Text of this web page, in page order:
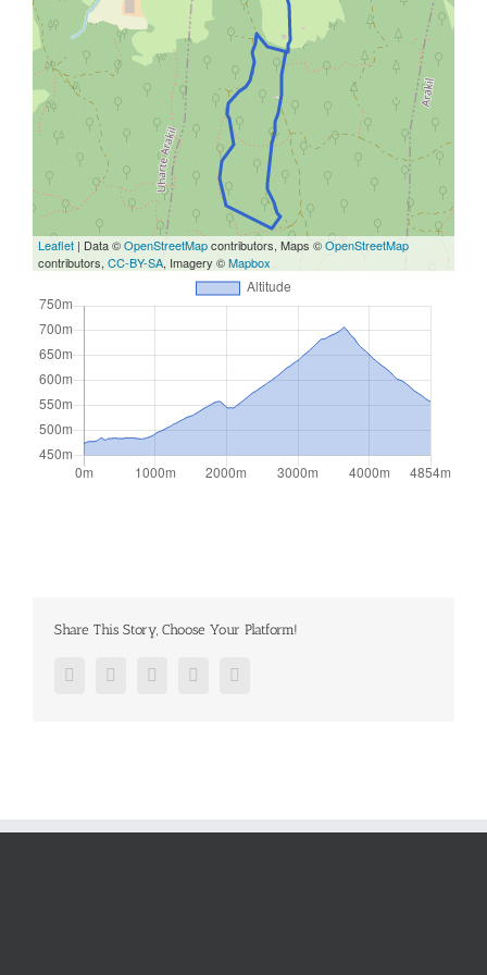
Leaflet | Data ©OpenStreetMapcontributors, Maps ©OpenStreetMap
contributors, CC-BY-SA, Imagery ©Mapbox
Share This Story, Choose Your Platform!
FacebookTwitter Google+Pinterest